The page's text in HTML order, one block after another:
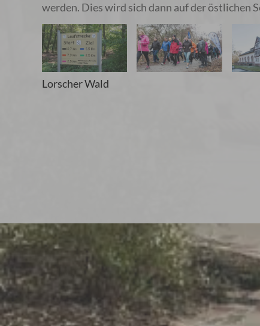
werden. Dies wird sich dann auf der östlichen
Lorscher Wald